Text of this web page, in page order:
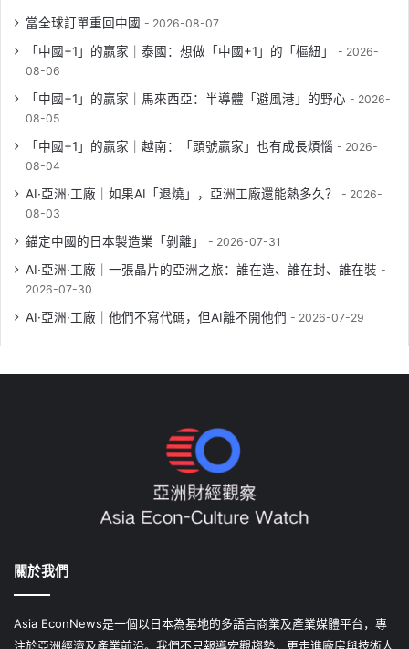
當全球訂單重回中國 2026-08-07
「中國+1」的贏家｜泰國：想做「中國+1」的「樞紐」
2026-
08-06
「中國+1」的贏家｜馬來西亞：半導體「避風港」的野心
2026-
08-05
「中國+1」的贏家｜越南：「頭號贏家」也有成長煩惱
2026-
08-04
AI·亞洲·工廠｜如果AI「退燒」，亞洲工廠還能熱多久？
2026-
08-03
錨定中國的日本製造業「剝離」 2026-07-31
AI·亞洲·工廠｜一張晶片的亞洲之旅：誰在造、誰在封、誰在裝
2026-07-30
AI·亞洲·工廠｜他們不寫代碼，但AI離不開他們 2026-07-29
關於我們
Asia EconNews是一個以日本為基地的多語言商業及產業媒體平台，專
注於亞洲經濟及產業前沿。我們不只報導宏觀趨勢，更走進廠房與技術人